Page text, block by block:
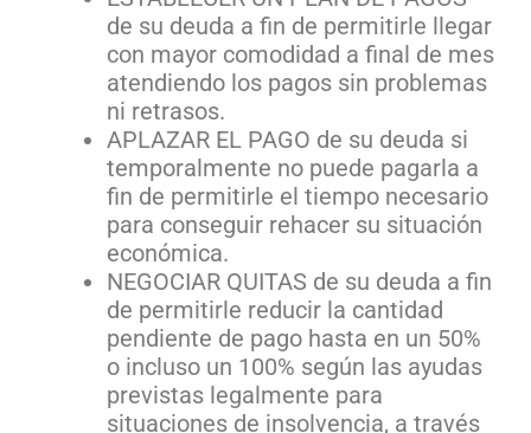
de su deuda a fin de permitirle llegar
con mayor comodidad a final de mes
atendiendo los pagos sin problemas
ni retrasos.
APLAZAR EL PAGO de su deuda si
temporalmente no puede pagarla a
fin de permitirle el tiempo necesario
para conseguir rehacer su situación
económica.
NEGOCIAR QUITAS de su deuda a fin
de permitirle reducir la cantidad
pendiente de pago hasta en un 50%
o incluso un 100% según las ayudas
previstas legalmente para
situaciones de insolvencia, a través